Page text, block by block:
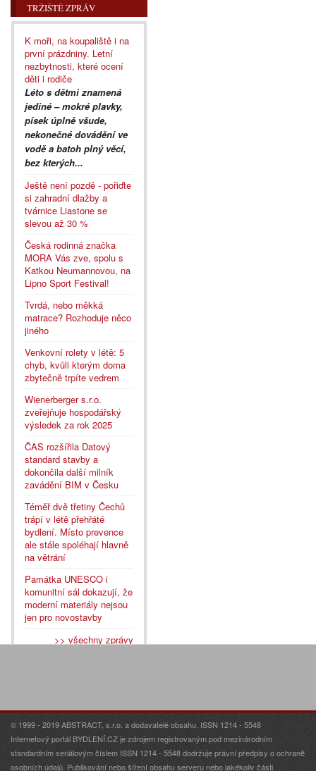
TRŽIŠTĚ ZPRÁV
K moři, na koupaliště i na
první prázdniny. Letní
nezbytnosti, které ocení
děti i rodiče
Léto s dětmi znamená
jediné – mokré plavky,
písek úplně všude,
nekonečné dovádění ve
vodě a batoh plný věcí,
bez kterých...
Ještě není pozdě - pořiďte
si zahradní dlažby a
tvárnice Liastone se
slevou až 30 %
Česká rodinná značka
MORA Vás zve, spolu s
Katkou Neumannovou, na
Lipno Sport Festival!
Tvrdá, nebo měkká
matrace? Rozhoduje něco
jiného
Venkovní rolety v létě: 5
chyb, kvůli kterým doma
zbytečně trpíte vedrem
Wienerberger s.r.o.
zveřejňuje hospodářský
výsledek za rok 2025
ČAS rozšířila Datový
standard stavby a
dokončila další milník
zavádění BIM v Česku
Téměř dvě třetiny Čechů
trápí v létě přehřáté
bydlení. Místo prevence
ale stále spoléhají hlavně
na větrání
Památka UNESCO i
komunitní sál dokazují, že
moderní materiály nejsou
jen pro novostavby
>> všechny zprávy
© 1999 - 2019 ABSTRACT, s.r.o. a dodavatelé obsahu. ISSN 1214 - 5548
Internetový portál BYDLENÍ.CZ je zdrojem registrovaným pod mezinárodním
standardním seriálovým číslem ISSN 1214 - 5548 dodržuje právní předpisy o ochraně
osobních údajů. Publikování nebo šíření obsahu serveru nebo jakékoliv části